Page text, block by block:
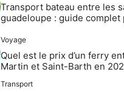
Transport bateau entre les
guadeloupe : guide complet
Voyage
Quel est le prix d’un ferry
Martin et Saint-Barth en
Transport